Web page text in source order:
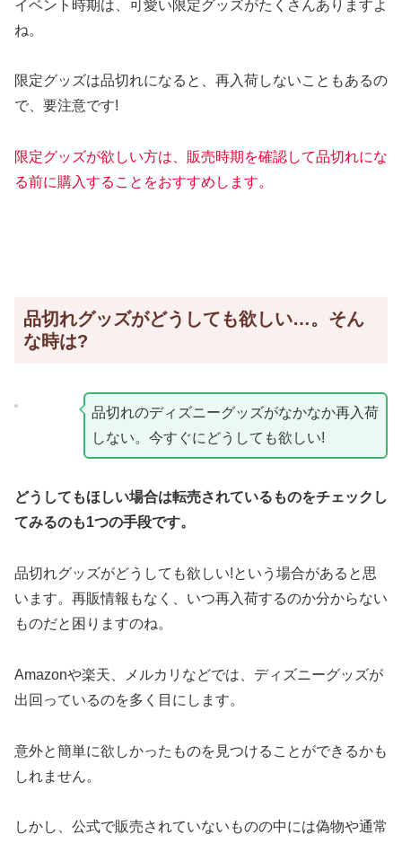
イベント時期は、可愛い限定グッズがたくさんありますよ
ね。
限定グッズは品切れになると、再入荷しないこともあるの
で、要注意です!
限定グッズが欲しい方は、販売時期を確認して品切れにな
る前に購入することをおすすめします。
品切れグッズがどうしても欲しい…。そん
な時は?
品切れのディズニーグッズがなかなか再入荷
しない。今すぐにどうしても欲しい!
どうしてもほしい場合は転売されているものをチェックし
てみるのも1つの手段です。
品切れグッズがどうしても欲しい!という場合があると思
います。再販情報もなく、いつ再入荷するのか分からない
ものだと困りますのね。
Amazonや楽天、メルカリなどでは、ディズニーグッズが
出回っているのを多く目にします。
意外と簡単に欲しかったものを見つけることができるかも
しれません。
しかし、公式で販売されていないものの中には偽物や通常